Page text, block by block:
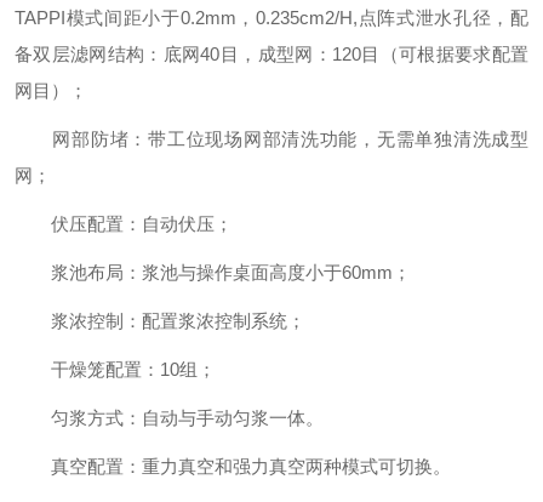
TAPPI模式间距小于0.2mm，0.235cm2/H,点阵式泄水孔径，配
备双层滤网结构：底网40目，成型网：120目（可根据要求配置
网目）；
网部防堵：带工位现场网部清洗功能，无需单独清洗成型
网；
伏压配置：自动伏压；
浆池布局：浆池与操作桌面高度小于60mm；
浆浓控制：配置浆浓控制系统；
干燥笼配置：10组；
匀浆方式：自动与手动匀浆一体。
真空配置：重力真空和强力真空两种模式可切换。